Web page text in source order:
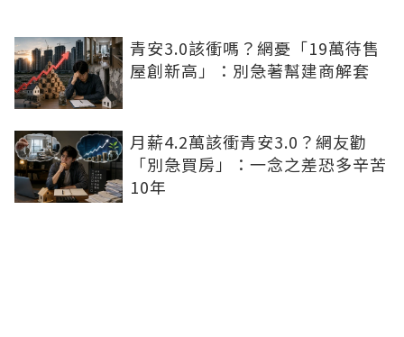
青安3.0該衝嗎？網憂「19萬待售
屋創新高」：別急著幫建商解套
月薪4.2萬該衝青安3.0？網友勸
「別急買房」：一念之差恐多辛苦
10年